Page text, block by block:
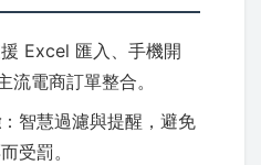
援 Excel 匯入、手機開
流電商訂單整合。
：智慧過濾與提醒，避免
受罰。